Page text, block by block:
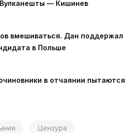
— Кишинев
вмешиваться. Дан поддержал
в Польше
в отчаянии пытаются
Цензура